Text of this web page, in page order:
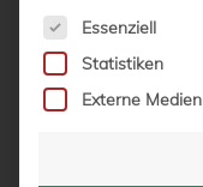
LÜBECK
Es folgt eine Liste
Essenziell
Statistiken
Externe Medien